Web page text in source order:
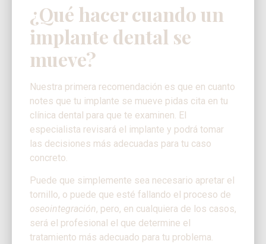
¿Qué hacer cuando un
implante dental se
mueve?
Nuestra primera recomendación es que en cuanto
notes que tu implante se mueve pidas cita en tu
clínica dental para que te examinen. El
especialista revisará el implante y podrá tomar
las decisiones más adecuadas para tu caso
concreto.
Puede que simplemente sea necesario apretar el
tornillo, o puede que esté fallando el proceso de
oseointegración, pero, en cualquiera de los casos,
será el profesional el que determine el
tratamiento más adecuado para tu problema.